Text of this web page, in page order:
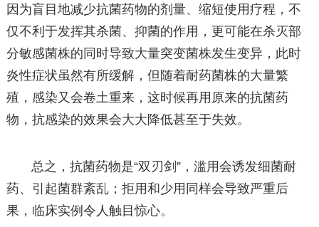
因为盲目地减少抗菌药物的剂量、缩短使用疗程，不
仅不利于发挥其杀菌、抑菌的作用，更可能在杀灭部
分敏感菌株的同时导致大量突变菌株发生变异，此时
炎性症状虽然有所缓解，但随着耐药菌株的大量繁
殖，感染又会卷土重来，这时候再用原来的抗菌药
物，抗感染的效果会大大降低甚至于失效。
总之，抗菌药物是“双刃剑”，滥用会诱发细菌耐
药、引起菌群紊乱；拒用和少用同样会导致严重后
果，临床实例令人触目惊心。